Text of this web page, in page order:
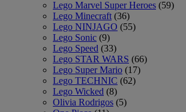
Lego Marvel Super Heroes (59)
Lego Minecraft (36)
Lego NINJAGO (55)
Lego Sonic (9)
Lego Speed (33)
Lego STAR WARS (66)
Lego Super Mario (17)
Lego TECHNIC (62)
Lego Wicked (8)
Olivia Rodrigos (5)